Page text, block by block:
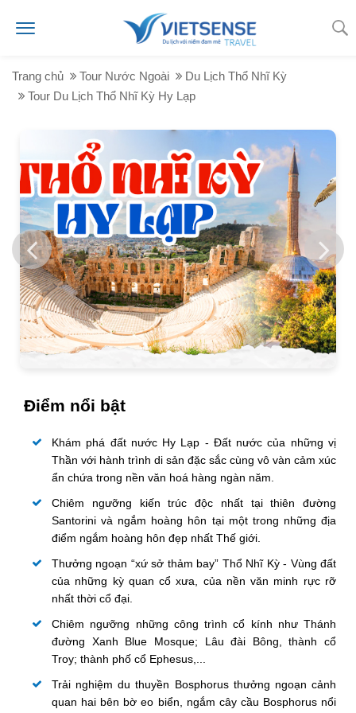
Trang chủ Tour Nước Ngoài
Du Lịch Thổ Nhĩ Kỳ
Tour Du Lịch Thổ Nhĩ Kỳ Hy Lạp
Điểm nổi bật
Khám phá đất nước Hy Lạp - Đất nước của những vị
Thần với hành trình di sản đặc sắc cùng vô vàn cảm xúc
ẩn chứa trong nền văn hoá hàng ngàn năm.
Chiêm ngưỡng kiến trúc độc nhất tại thiên đường
Santorini và ngắm hoàng hôn tại một trong những địa
điểm ngắm hoàng hôn đẹp nhất Thế giới.
Thưởng ngoạn “xứ sở thảm bay” Thổ Nhĩ Kỳ - Vùng đất
của những kỳ quan cổ xưa, của nền văn minh rực rỡ
nhất thời cổ đại.
Chiêm ngưỡng những công trình cổ kính như Thánh
đường Xanh Blue Mosque; Lâu đài Bông, thành cổ
Troy; thành phố cổ Ephesus,...
Trải nghiệm du thuyền Bosphorus thưởng ngoạn cảnh
quan hai bên bờ eo biển, ngắm cây cầu Bosphorus nổi